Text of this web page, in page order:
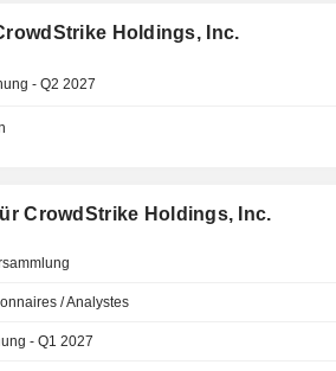
Holdings, Inc.
- Q2 2027
CrowdStrike Holdings, Inc.
/ Analystes
- Q1 2027